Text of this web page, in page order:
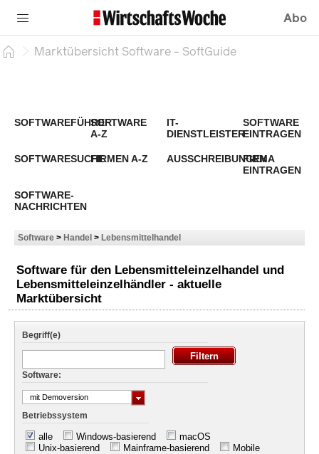
Abo
Marktübersicht Software - SoftGuide
SOFTWAREFÜHRERSOFTWARE
A-Z
IT-
DIENSTLEISTER
SOFTWARE
EINTRAGEN
SOFTWARESUCHEFIRMEN A-Z AUSSCHREIBUNGEN
FIRMA
EINTRAGEN
SOFTWARE-
NACHRICHTEN
Software > Handel > Lebensmittelhandel
Software für den Lebensmitteleinzelhandel und
Lebensmitteleinzelhändler - aktuelle
Marktübersicht
Begriff(e)
Software:
mit Demoversion
Betriebssystem
alle Windows-basierend
macOS
Unix-basierend
Mainframe-basierend Mobile